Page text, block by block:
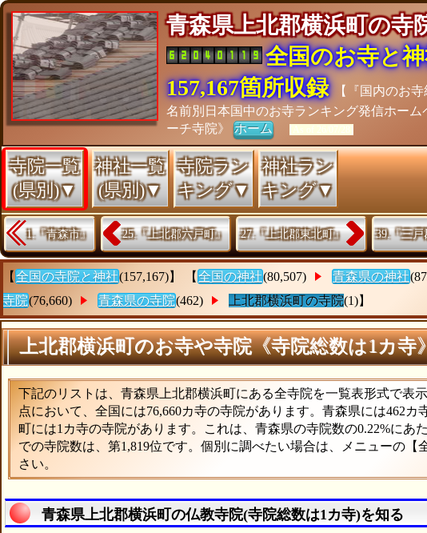
青森県上北郡横浜町の
全国のお寺と
157,167箇所収録
【『国内のお
名前別日本国中のお寺ランキング発信ホーム
ーチ寺院》ホーム [As of 26/07/28]
寺院一覧
(県別)▼
神社一覧
(県別)▼
寺院ラン
キング▼
神社ラン
キング▼
1.『青森市』 25.『上北郡六戸町』 27.『上北郡東北町』 39.『三
【 全国の寺院と神社(157,167)】 【 全国の神社(80,507) 青森県の神社
寺院(76,660) 青森県の寺院(462) 上北郡横浜町の寺院(1)】
上北郡横浜町のお寺や寺院《寺院総数は1カ寺
下記のリストは、青森県上北郡横浜町にある全寺院を一覧表形式で表
点において、全国には76,660カ寺の寺院があります。青森県には462
町には1カ寺の寺院があります。これは、青森県の寺院数の0.22%にあ
での寺院数は、第1,819位です。個別に調べたい場合は、メニューの
さい。
青森県上北郡横浜町の仏教寺院(寺院総数は1カ寺)を知る